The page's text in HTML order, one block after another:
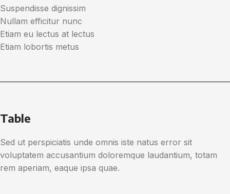
Suspendisse dignissim
Nullam efficitur nunc
Etiam eu lectus at lectus
Etiam lobortis metus
Table
Sed ut perspiciatis unde omnis iste natus error sit
voluptatem accusantium doloremque laudantium, totam
rem aperiam, eaque ipsa quae.